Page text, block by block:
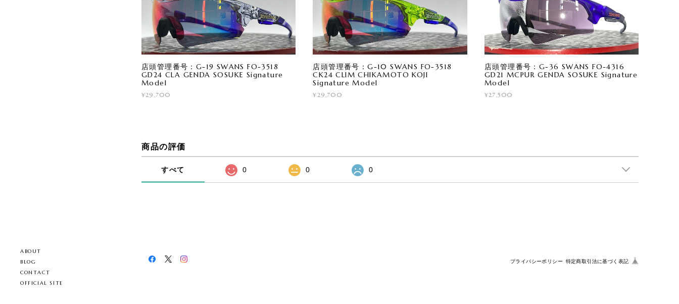
ABOUT
BLOG
CONTACT
OFFICIAL SITE
店頭管理番号：G-19 SWANS FO-3518
GD24 CLA GENDA SOSUKE Signature
Model
¥29,700
店頭管理番号：G-10 SWANS FO-3518
CK24 CLIM CHIKAMOTO KOJI
Signature Model
¥29,700
店頭管理番号：G-36 SWANS FO-4316
GD21 MCPUR GENDA SOSUKE Signature
Model
¥27,500
商品の評価
すべて 0 0 0
プライバシーポリシー 特定商取引法に基づく表記